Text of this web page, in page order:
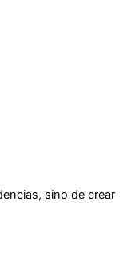
sino de crear